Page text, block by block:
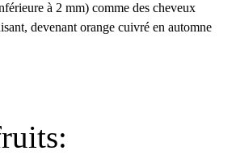
à 2 mm) comme des cheveux
devenant orange cuivré en automne